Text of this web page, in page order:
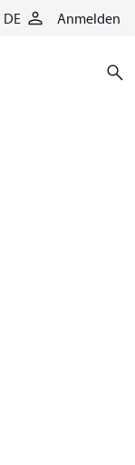
DE Anmelden